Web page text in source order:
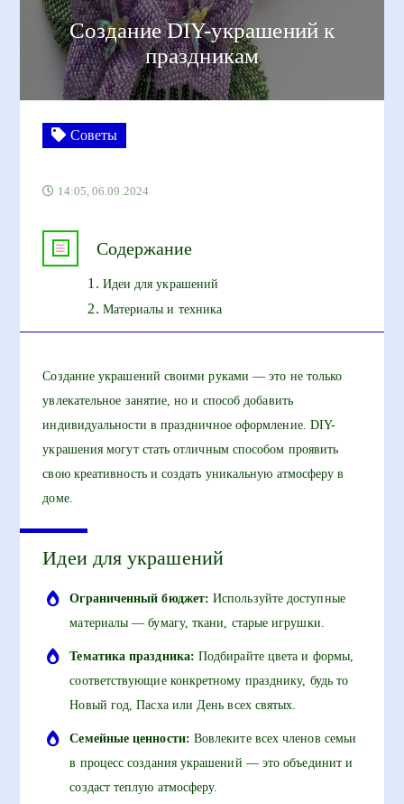
Создание DIY-украшений к
праздникам
Советы
14:05, 06.09.2024
Содержание
Идеи для украшений
Материалы и техника
Создание украшений своими руками — это не только
увлекательное занятие, но и способ добавить
индивидуальности в праздничное оформление. DIY-
украшения могут стать отличным способом проявить
свою креативность и создать уникальную атмосферу в
доме.
Идеи для украшений
Ограниченный бюджет: Используйте доступные
материалы — бумагу, ткани, старые игрушки.
Тематика праздника: Подбирайте цвета и формы,
соответствующие конкретному празднику, будь то
Новый год, Пасха или День всех святых.
Семейные ценности: Вовлеките всех членов семьи
в процесс создания украшений — это объединит и
создаст теплую атмосферу.